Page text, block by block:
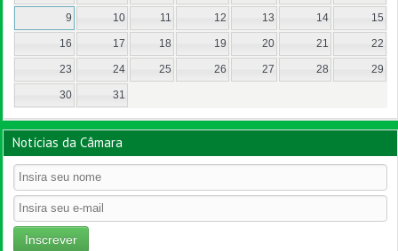
9 10 11 12 13 14 15
16 17 18 19 20 21 22
23 24 25 26 27 28 29
30 31
Notícias da Câmara
Inscrever